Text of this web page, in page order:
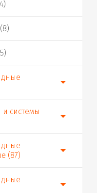
системы
(87)